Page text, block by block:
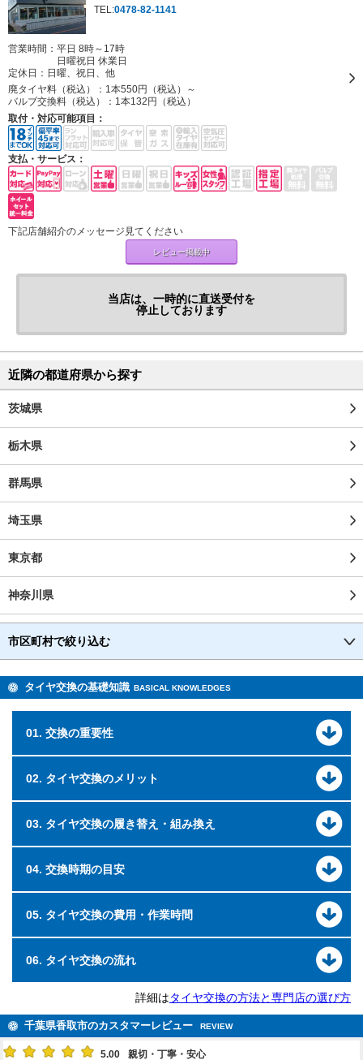
TEL:0478-82-1141
営業時間：平日 8時～17時
日曜祝日 休業日
定休日： 日曜、祝日、他
廃タイヤ料（税込）： 1本550円（税込）～
バルブ交換料（税込）： 1本132円（税込）
取付・対応可能項目：
支払・サービス：
下記店舗紹介のメッセージ見てください
レビュー掲載中
当店は、一時的に直送受付を
停止しております
近隣の都道府県から探す
茨城県
栃木県
群馬県
埼玉県
東京都
神奈川県
市区町村で絞り込む
タイヤ交換の基礎知識 BASICAL KNOWLEDGES
01. 交換の重要性
02. タイヤ交換のメリット
03. タイヤ交換の履き替え・組み換え
04. 交換時期の目安
05. タイヤ交換の費用・作業時間
06. タイヤ交換の流れ
詳細はタイヤ交換の方法と専門店の選び方
千葉県香取市のカスタマーレビュー REVIEW
5.00 親切・丁寧・安心